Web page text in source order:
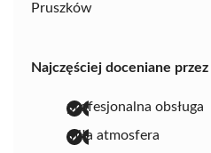
Pruszków
Najczęściej doceniane
profesjonalna obsługa
miła atmosfera